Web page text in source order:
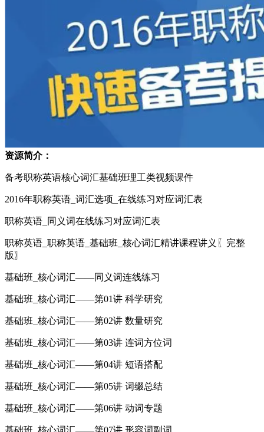
资源简介：
备考职称英语核心词汇基础班理工类视频课件
2016年职称英语_词汇选项_在线练习对应词汇表
职称英语_同义词在线练习对应词汇表
职称英语_职称英语_基础班_核心词汇精讲课程讲义〖完整
版〗
基础班_核心词汇——同义词连线练习
基础班_核心词汇——第01讲 科学研究
基础班_核心词汇——第02讲 数量研究
基础班_核心词汇——第03讲 连词方位词
基础班_核心词汇——第04讲 短语搭配
基础班_核心词汇——第05讲 词缀总结
基础班_核心词汇——第06讲 动词专题
基础班_核心词汇——第07讲 形容词副词